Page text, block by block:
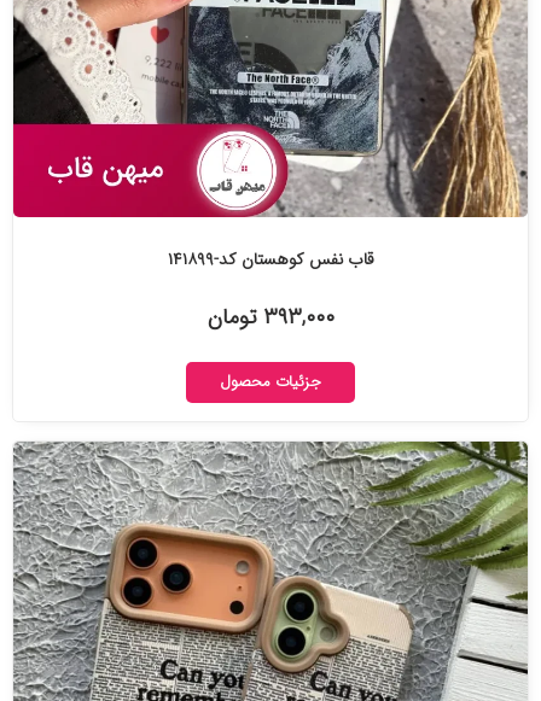
قاب نفس کوهستان کد-۱۴۱۸۹۹
۳۹۳,۰۰۰ تومان
جزئیات محصول